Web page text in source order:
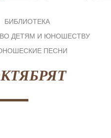
БИБЛИОТЕКА
ДЕТЯМ И ЮНОШЕСТВУ
ПЕСНИ